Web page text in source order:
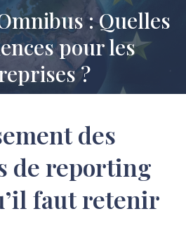
: Quelles
pour les
?
êtes ici :
des
de reporting
faut retenir